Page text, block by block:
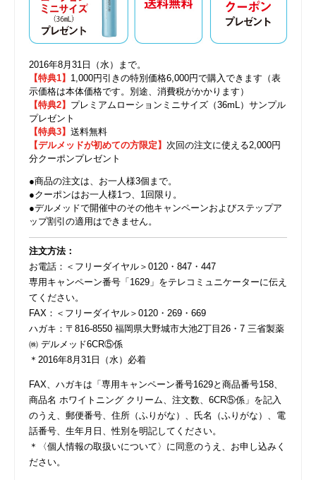
2016年8月31日（水）まで。
【特典1】 1,000円引きの特別価格6,000円で購入できます（表
示価格は本体価格です。別途、消費税がかかります）
【特典2】 プレミアムローションミニサイズ（36mL）サンプル
プレゼント
【特典3】 送料無料
【デルメッドが初めての方限定】 次回の注文に使える2,000円
分クーポンプレゼント
●商品の注文は、お一人様3個まで。
●クーポンはお一人様1つ、1回限り。
●デルメッドで開催中のその他キャンペーンおよびステップア
ップ割引の適用はできません。
注文方法：
お電話：＜フリーダイヤル＞0120・847・447
専用キャンペーン番号「1629」をテレコミュニケーターに伝え
てください。
FAX：＜フリーダイヤル＞0120・269・669
ハガキ：〒816-8550 福岡県大野城市大池2丁目26・7 三省製薬
㈱ デルメッド6CR⑤係
＊2016年8月31日（水）必着
FAX、ハガキは「専用キャンペーン番号1629と商品番号158、
商品名 ホワイトニング クリーム、注文数、6CR⑤係」を記入
のうえ、郵便番号、住所（ふりがな）、氏名（ふりがな）、電
話番号、生年月日、性別を明記してください。
＊〈個人情報の取扱いについて〉に同意のうえ、お申し込みく
ださい。